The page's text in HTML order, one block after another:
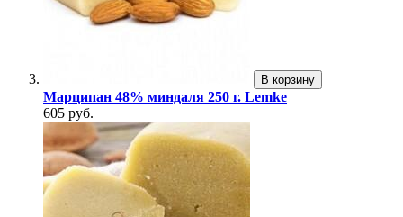
В корзину
Марципан 48% миндаля 250 г. Lemke
605 руб.